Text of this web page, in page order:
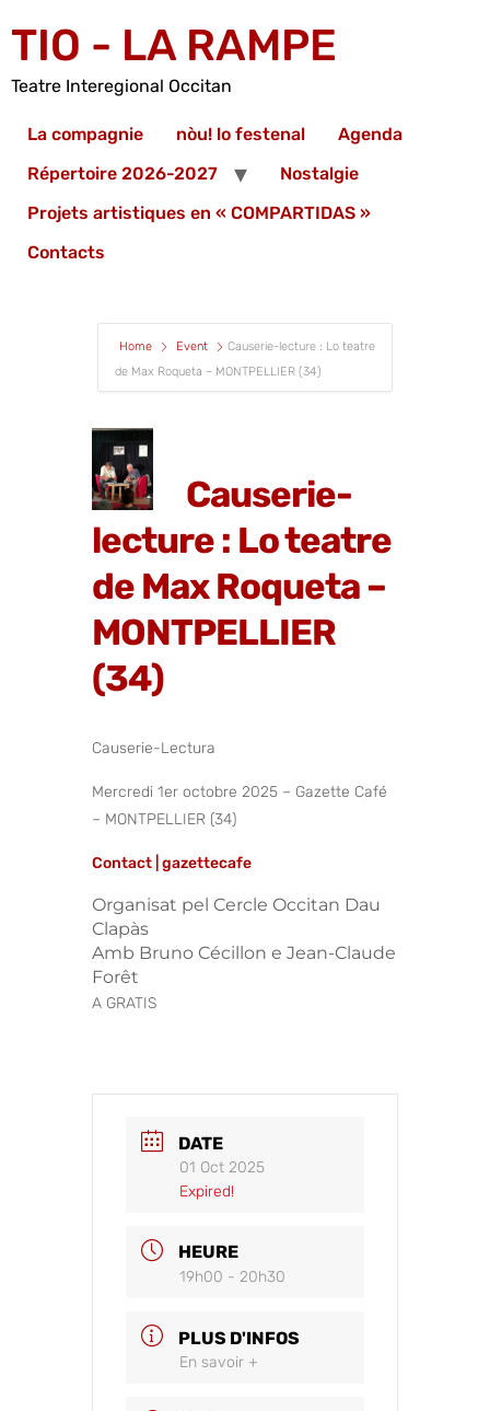
TIO - LA RAMPE
Teatre Interegional Occitan
La compagnie nòu! lo festenal
Agenda
Répertoire 2026-2027
Nostalgie
Projets artistiques en « COMPARTIDAS »
Contacts
Home Event
Causerie-lecture : Lo teatre
de Max Roqueta – MONTPELLIER (34)
Causerie-
lecture : Lo teatre
de Max Roqueta –
MONTPELLIER
(34)
Causerie-Lectura
Mercredi 1er octobre 2025 – Gazette Café
– MONTPELLIER (34)
Contact | gazettecafe
Organisat pel Cercle Occitan Dau
Clapàs
Amb Bruno Cécillon e Jean-Claude
Forêt
A GRATIS
DATE
01 Oct 2025
Expired!
HEURE
19h00 - 20h30
PLUS D'INFOS
En savoir +